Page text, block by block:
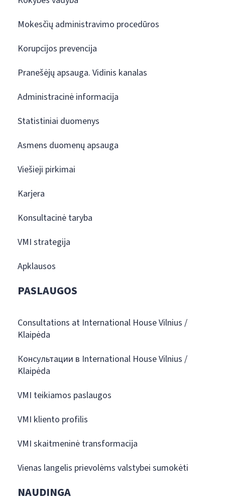
Mokesčių administravimo procedūros
Korupcijos prevencija
Pranešėjų apsauga. Vidinis kanalas
Administracinė informacija
Statistiniai duomenys
Asmens duomenų apsauga
Viešieji pirkimai
Karjera
Konsultacinė taryba
VMI strategija
Apklausos
PASLAUGOS
Consultations at International House Vilnius /
Klaipėda
Консультации в International House Vilnius /
Klaipėda
VMI teikiamos paslaugos
VMI kliento profilis
VMI skaitmeninė transformacija
Vienas langelis prievolėms valstybei sumokėti
NAUDINGA